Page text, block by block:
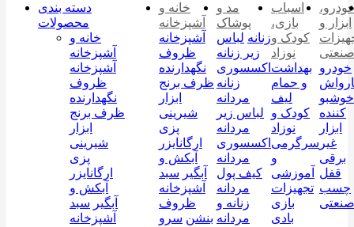
دسته بندی
محصولات
خانه و
آشپزخانه
آشپزخانه
ظروف
نگهدارنده
ظرف برنج
ابزار
شیرینی
پزی
ارگانایزر
آبکش و
آبگیر سبد
آشپزخانه
خانه و
آشپزخانه
آشپزخانه
ظروف
نگهدارنده
ظرف برنج
ابزار
شیرینی
پزی
ارگانایزر
آبکش و
آبگیر سبد
آشپزخانه
ظروف
بنشن سرو
مد و
پوشاک
زنانه لباس
زیر زنانه
اکسسوری
زنانه
مردانه
لباس زیر
مردانه
اکسسوری
مردانه
کیف پول
مردانه
زنانه و
مردانه
اسباب
بازی،
کودک و
نوزاد
بهداشت
و حمام
لیف
کودک و
نوزاد
سرگرمی
و
آموزشی
تجهیزات
بازی
بادی
ابزار و
صنعتی
خودرو
خوشبو
کننده
ابزار
غیر
برقی
قفل
چسب
صنعتی